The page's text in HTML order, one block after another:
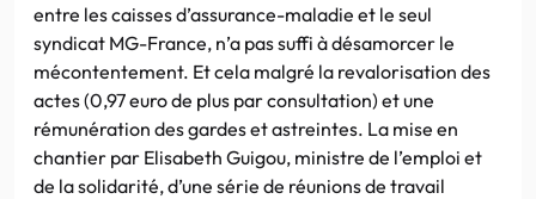
entre les caisses d’assurance-maladie et le seul
syndicat MG-France, n’a pas suffi à désamorcer le
mécontentement. Et cela malgré la revalorisation des
actes (0,97 euro de plus par consultation) et une
rémunération des gardes et astreintes. La mise en
chantier par Elisabeth Guigou, ministre de l’emploi et
de la solidarité, d’une série de réunions de travail